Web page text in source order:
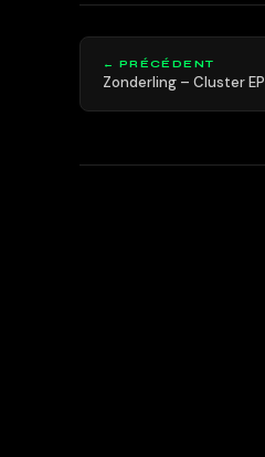
← PRÉCÉDENT
Zonderling – Cluster EP